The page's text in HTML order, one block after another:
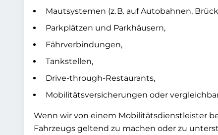
Mautsystemen (z. B. auf Autobahnen,
Parkplätzen und Parkhäusern,
Fährverbindungen,
Tankstellen,
Drive-through-Restaurants,
Mobilitätsversicherungen oder
Wenn wir von einem Mobilitätsdienstleister
Fahrzeugs geltend zu machen oder zu